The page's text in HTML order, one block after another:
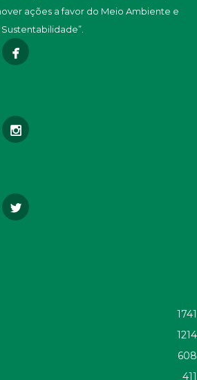
ações a favor do Meio Ambiente e
Sustentabilidade”.
1741
1214
608
411